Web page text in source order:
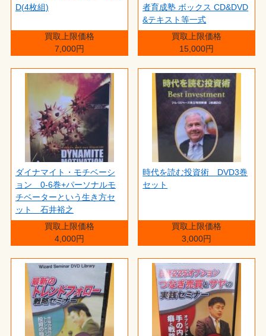
D(4枚組)
買取上限価格
7,000円
者育成塾 ボックス CD&DVD
&テキスト等一式
買取上限価格
15,000円
ダイナマイト・モチベーシ
ョン 0-6巻+パーソナルモ
チベーターという生き方セ
ット 石井裕之
買取上限価格
4,000円
時代を読む投資術 DVD3巻
セット
買取上限価格
3,000円